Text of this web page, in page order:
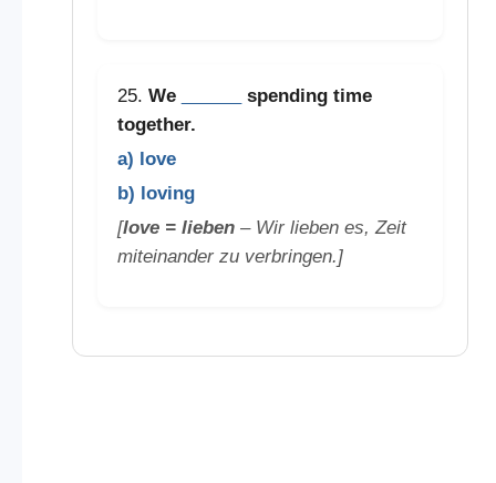
25. We
spending time
together.
a) love
b) loving
[love = lieben– Wir lieben es, Zeit
miteinander zu verbringen.]